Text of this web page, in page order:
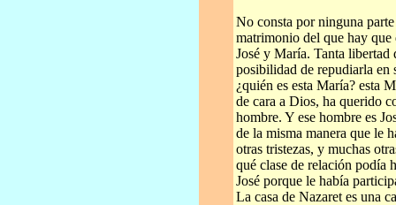
No consta por ninguna
matrimonio del que hay que
José y María. Tanta libertad
posibilidad de repudiarla en
¿quién es esta María? esta
de cara a Dios, ha querido
hombre. Y ese hombre es
de la misma manera que le
otras tristezas, y muchas
qué clase de relación podía
José porque le había
La casa de Nazaret es una